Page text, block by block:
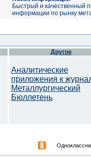
Быстрый и качественный
информации по рынку
Другое
Аналитические
приложения к
Металлургический
Бюллетень